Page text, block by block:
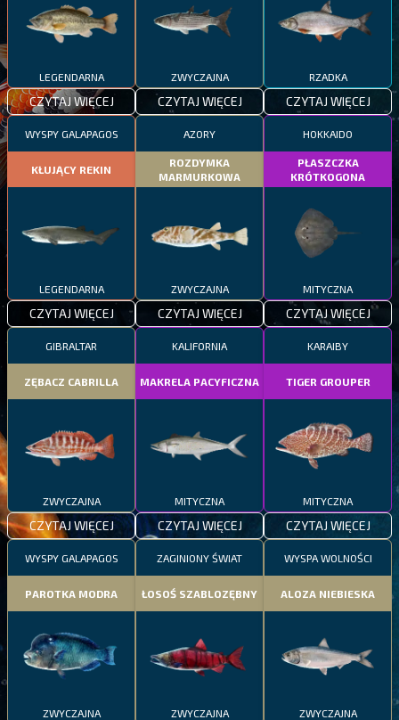
LEGENDARNA
CZYTAJ WIĘCEJ
ZWYCZAJNA
CZYTAJ WIĘCEJ
RZADKA
CZYTAJ WIĘCEJ
WYSPY GALAPAGOS
KŁUJĄCY REKIN
LEGENDARNA
CZYTAJ WIĘCEJ
AZORY
ROZDYMKA
MARMURKOWA
ZWYCZAJNA
CZYTAJ WIĘCEJ
HOKKAIDO
PŁASZCZKA
KRÓTKOGONA
MITYCZNA
CZYTAJ WIĘCEJ
GIBRALTAR
ZĘBACZ CABRILLA
ZWYCZAJNA
CZYTAJ WIĘCEJ
KALIFORNIA
MAKRELA PACYFICZNA
MITYCZNA
CZYTAJ WIĘCEJ
KARAIBY
TIGER GROUPER
MITYCZNA
CZYTAJ WIĘCEJ
WYSPY GALAPAGOS
PAROTKA MODRA
ZWYCZAJNA
ZAGINIONY ŚWIAT
ŁOSOŚ SZABLOZĘBNY
ZWYCZAJNA
WYSPA WOLNOŚCI
ALOZA NIEBIESKA
ZWYCZAJNA